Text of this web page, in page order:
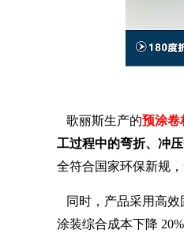
歌丽斯生产的预涂卷
工过程中的弯折、冲
全符合国家环保新规
同时，产品采用高效
涂装综合成本下降